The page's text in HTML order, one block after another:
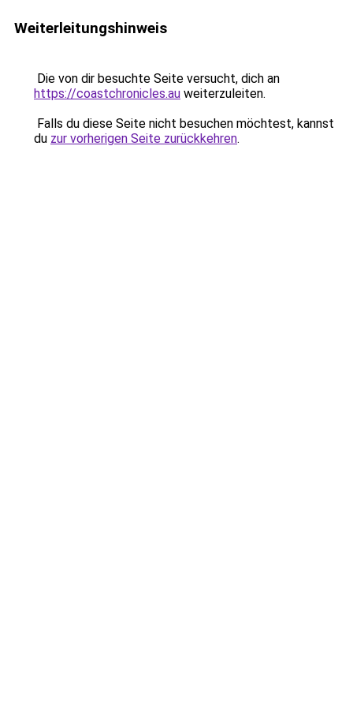
Weiterleitungshinweis
Die von dir besuchte Seite versucht, dich an
https://coastchronicles.au weiterzuleiten.
Falls du diese Seite nicht besuchen möchtest, kannst
du zur vorherigen Seite zurückkehren.